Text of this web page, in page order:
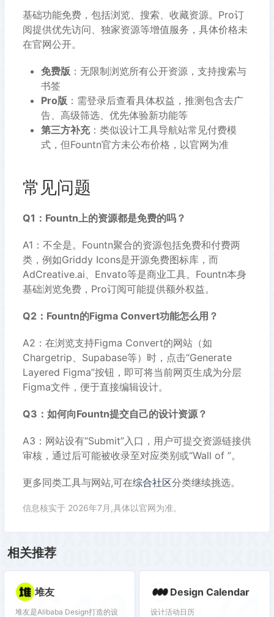
基础功能免费，包括浏览、搜索、收藏资源。Pro订
阅提供优先访问、独家资源等增值服务，具体价格未
在官网公开。
免费版 ：无限制浏览所有公开资源，支持搜索与
书签
Pro版 ：需登录后查看具体权益，推测包含去广
告、高级筛选、优先体验新功能等
第三方补充：类似设计工具导航站常见付费模
式，但Fountn官方未公布价格，以官网为准
常见问题
Q1：Fountn上的资源都是免费的吗？
A1：不全是。Fountn聚合的资源包括免费和付费两
类，例如Griddy Icons是开源免费图标库，而
AdCreative.ai、Envato等是商业工具。Fountn本身
基础浏览免费，Pro订阅可能提供额外权益。
Q2：Fountn的Figma Convert功能怎么用？
A2：在浏览支持Figma Convert的网站（如
Chargetrip、Supabase等）时，点击“Generate
Layered Figma”按钮，即可将当前网页生成为分层
Figma文件，便于直接编辑设计。
Q3：如何向Fountn提交自己的设计资源？
A3：网站设有“Submit”入口，用户可提交资源链接供
审核，通过后可能被收录至对应类别或“Wall of ︎”。
更多同类工具与网站,可在综合社区分类继续挑选。
信息核实于 2026年7月,具体以官网为准。
相关推荐
堆友
堆友是Alibaba Design打造的设
Design Calendar
设计活动日历